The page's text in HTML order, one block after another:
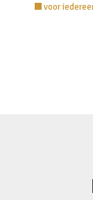
voor